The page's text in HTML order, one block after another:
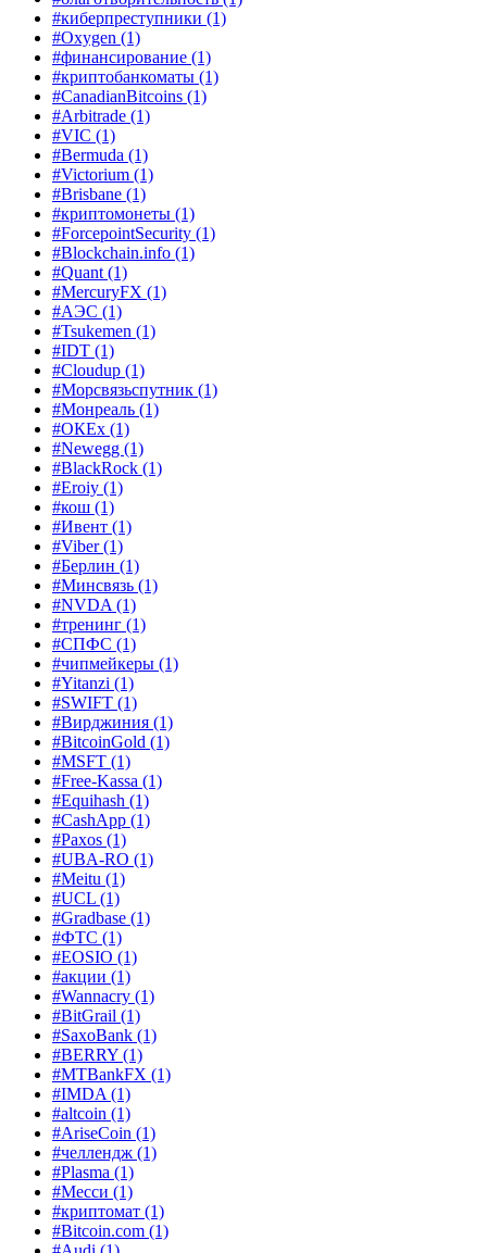
#киберпреступники (1)
#Oxygen (1)
#финансирование (1)
#криптобанкоматы (1)
#CanadianBitcoins (1)
#Arbitrade (1)
#VIC (1)
#Bermuda (1)
#Victorium (1)
#Brisbane (1)
#криптомонеты (1)
#ForcepointSecurity (1)
#Blockchain.info (1)
#Quant (1)
#MercuryFX (1)
#АЭС (1)
#Tsukemen (1)
#IDT (1)
#Cloudup (1)
#Морсвязьспутник (1)
#Монреаль (1)
#ОКЕх (1)
#Newegg (1)
#BlackRock (1)
#Eroiy (1)
#кош (1)
#Ивент (1)
#Viber(1)
#Берлин (1)
#Минсвязь (1)
#NVDA (1)
#тренинг (1)
#СПФС (1)
#чипмейкеры (1)
#Yitanzi (1)
#SWIFT (1)
#Вирджиния (1)
#BitcoinGold (1)
#MSFT (1)
#Free-Kassa (1)
#Equihash (1)
#CashApp (1)
#Paxos (1)
#UBA-RO (1)
#Meitu (1)
#UCL (1)
#Gradbase (1)
#ФТС (1)
#EOSIO (1)
#акции (1)
#Wannacry (1)
#BitGrail (1)
#SaxoBank (1)
#BERRY (1)
#MTBankFX (1)
#IMDA (1)
#altcoin (1)
#AriseCoin (1)
#челлендж (1)
#Plasma (1)
#Месси (1)
#криптомат (1)
#Bitcoin.com (1)